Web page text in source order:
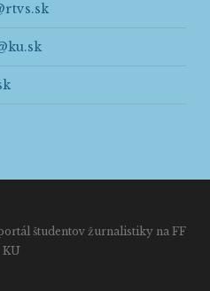
študentov žurnalistiky na FF
KU